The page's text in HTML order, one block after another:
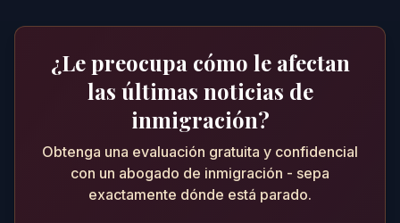
¿Le preocupa cómo le afectan
las últimas noticias de
inmigración?
Obtenga una evaluación gratuita y confidencial
con un abogado de inmigración - sepa
exactamente dónde está parado.